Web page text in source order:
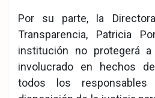
Por su parte, la
Transparencia, Patricia
institución no protegerá
involucrado en hechos
todos los